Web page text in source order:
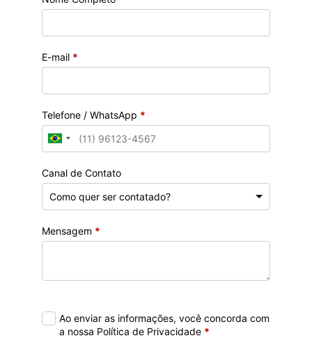
E-mail *
Telefone / WhatsApp *
Canal de Contato
Mensagem *
Ao enviar as informações, você concorda com
a nossa Política de Privacidade *